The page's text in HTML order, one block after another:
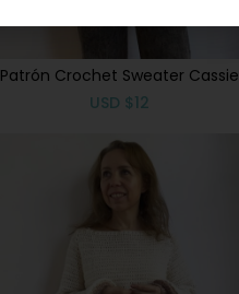
Patrón Crochet Sweater Cassie
USD $12